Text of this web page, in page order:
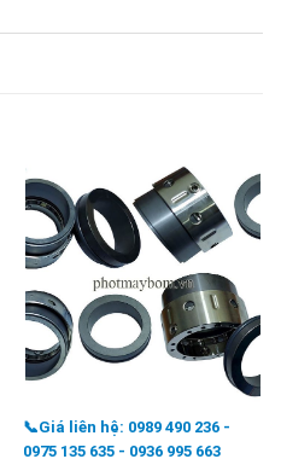
📞Giá liên hệ: 0989 490 236 -
0975 135 635 - 0936 995 663